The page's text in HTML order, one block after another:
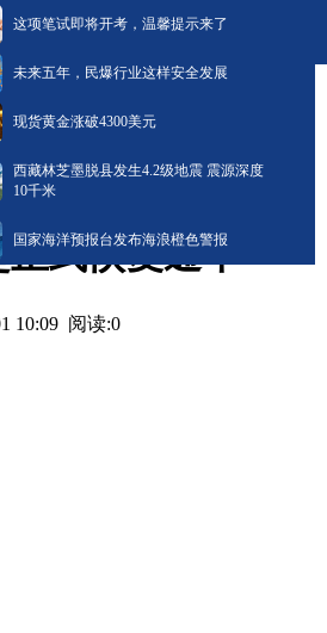
这项笔试即将开考，温馨提示来了
未来五年，民爆行业这样安全发展
现货黄金涨破4300美元
西藏林芝墨脱县发生4.2级地震 震源深度
10千米
国家海洋预报台发布海浪橙色警报
等你来！独库
式恢复通车
10:09 阅读:0